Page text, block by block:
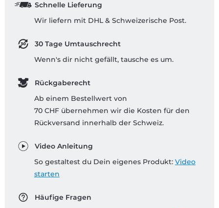
Schnelle Lieferung
Wir liefern mit DHL & Schweizerische Post.
30 Tage Umtauschrecht
Wenn's dir nicht gefällt, tausche es um.
Rückgaberecht
Ab einem Bestellwert von
70 CHF übernehmen wir die Kosten für den
Rückversand innerhalb der Schweiz.
Video Anleitung
So gestaltest du Dein eigenes Produkt: Video
starten
Häufige Fragen